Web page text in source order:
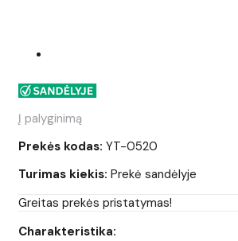
Į palyginimą
Prekės kodas: YT-0520
Turimas kiekis: Prekė sandėlyje
Greitas prekės pristatymas!
Charakteristika: